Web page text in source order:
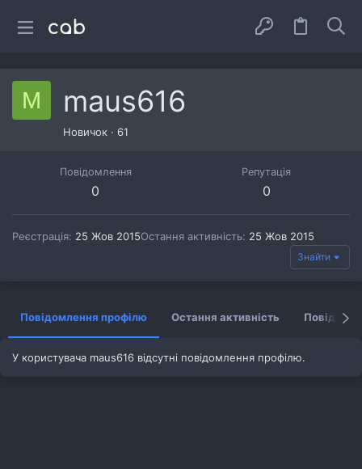
M maus616
Новичок · 61
Повідомлення
0
Репутація
0
Реєстрація 25 Жов 2015Остання активність 25 Жов 2015
Знайти
Повідомлення профілю Остання активність
У користувача maus616 відсутні повідомлення профілю.